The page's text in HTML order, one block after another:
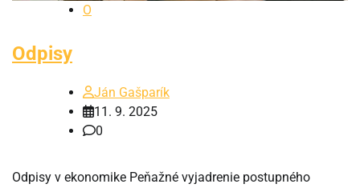
O
Odpisy
Ján Gašparík
11. 9. 2025
0
Odpisy v ekonomike Peňažné vyjadrenie postupného